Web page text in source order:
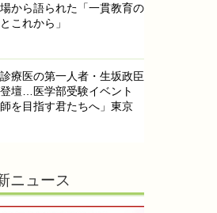
から語られた「一貫教育の
これから」
療医の第一人者・生坂政臣
壇…医学部受験イベント
師を目指す君たちへ」東京
ニュース